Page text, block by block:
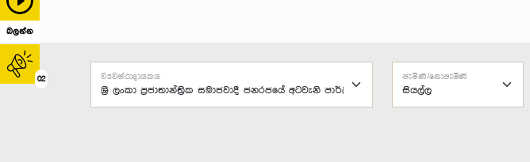
බලන්න
02 ව්‍යවස්ථාදායකය පැමිණි/නොපැමිණි